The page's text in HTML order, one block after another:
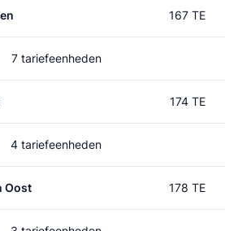
167 TE
7 tariefeenheden
174 TE
4 tariefeenheden
Oost 178 TE